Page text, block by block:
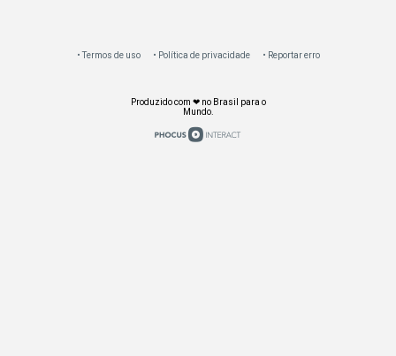
Termos de uso Política de privacidade Reportar erro
Produzido com ❤ no Brasil para o
Mundo.